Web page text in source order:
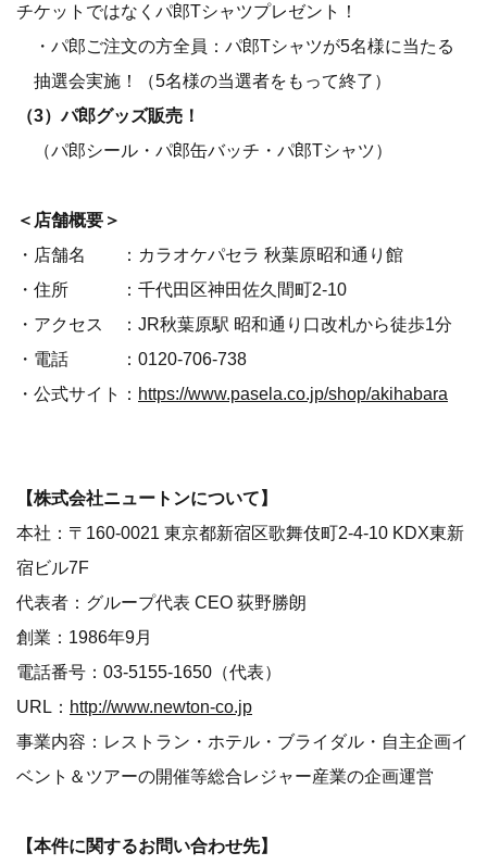
チケットではなくパ郎Tシャツプレゼント！
・パ郎ご注文の方全員：パ郎Tシャツが5名様に当たる
抽選会実施！（5名様の当選者をもって終了）
（3）パ郎グッズ販売！
（パ郎シール・パ郎缶バッチ・パ郎Tシャツ）
＜店舗概要＞
・店舗名 ：カラオケパセラ 秋葉原昭和通り館
・住所 ：千代田区神田佐久間町2-10
・アクセス ：JR秋葉原駅 昭和通り口改札から徒歩1分
・電話 ：0120-706-738
・公式サイト： https://www.pasela.co.jp/shop/akihabara
【株式会社ニュートンについて】
本社：〒160-0021 東京都新宿区歌舞伎町2-4-10 KDX東新
宿ビル7F
代表者：グループ代表 CEO 荻野勝朗
創業：1986年9月
電話番号：03-5155-1650（代表）
URL： http://www.newton-co.jp
事業内容：レストラン・ホテル・ブライダル・自主企画イ
ベント＆ツアーの開催等総合レジャー産業の企画運営
【本件に関するお問い合わせ先】